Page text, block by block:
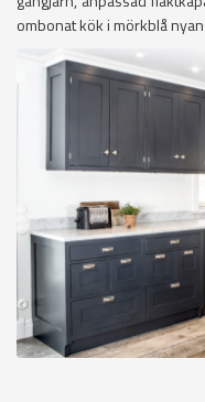
ombonat kök i mörkblå